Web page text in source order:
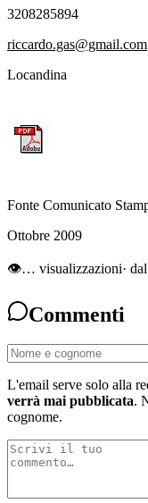
3208285894
riccardo.gas@gmail.com
Locandina
Fonte Comunicato
Ottobre 2009
👁… visualizzazioni·
Commenti
L'email serve solo alla
verrà mai pubblicata.
cognome.